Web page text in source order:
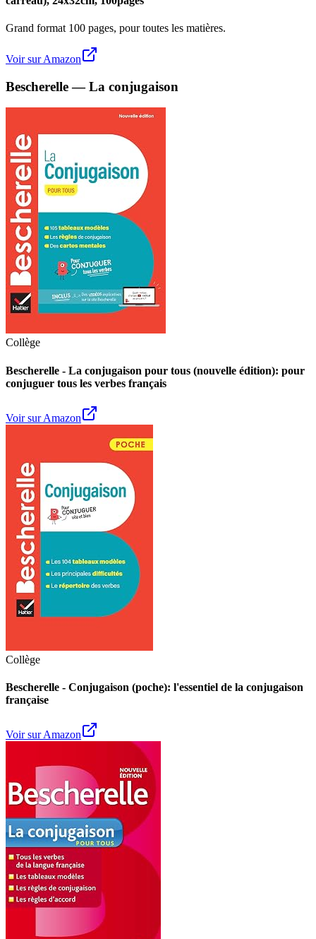
Grand format 100 pages, pour toutes les matières.
Voir sur Amazon
Bescherelle — La conjugaison
Collège
Bescherelle - La conjugaison pour tous (nouvelle édition): pour
conjuguer tous les verbes français
Voir sur Amazon
Collège
Bescherelle - Conjugaison (poche): l'essentiel de la conjugaison
française
Voir sur Amazon